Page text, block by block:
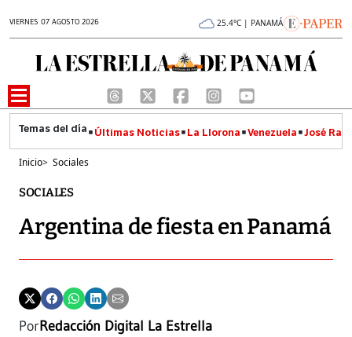
VIERNES 07 AGOSTO 2026 25.4°C | PANAMÁ
Últimas Noticias La Llorona Venezuela José
Inicio> Sociales
SOCIALES
Argentina de fiesta en Panamá
PorRedacción Digital La Estrella